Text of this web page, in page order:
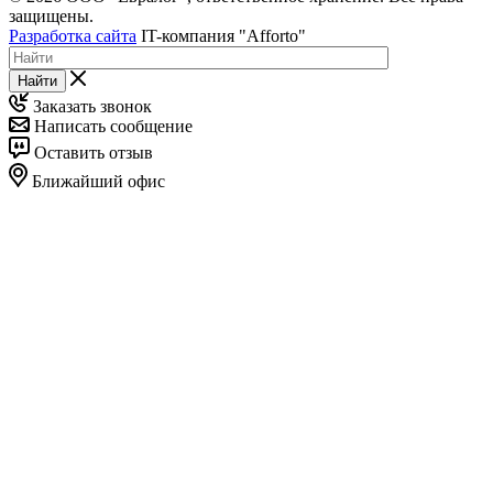
защищены.
Разработка сайта IT-компания "Afforto"
Найти
Заказать звонок
Написать сообщение
Оставить отзыв
Ближайший офис